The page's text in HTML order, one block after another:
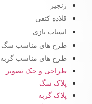
زنجیر
قلاده کتفی
اسباب بازی
طرح های مناسب سگ
طرح های مناسب گربه
طراحی و حک تصویر
پلاک سگ
پلاک گربه